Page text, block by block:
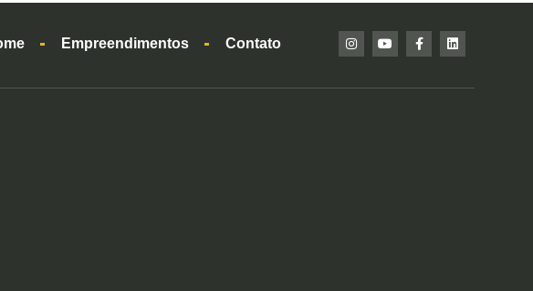
Empreendimentos Contato